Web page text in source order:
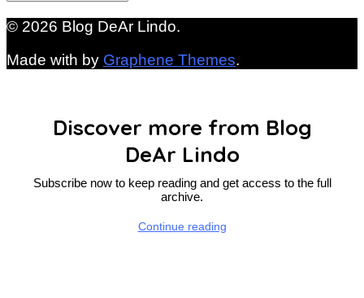
© 2026 Blog DeAr Lindo.
Made with by Graphene Themes.
Discover more from Blog
DeAr Lindo
Subscribe now to keep reading and get access to the full
archive.
Continue reading